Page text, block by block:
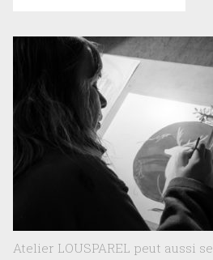
Atelier LOUSPAREL peut aussi